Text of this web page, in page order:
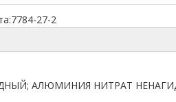
7784-27-2
АЛЮМИНИЯ НИТРАТ